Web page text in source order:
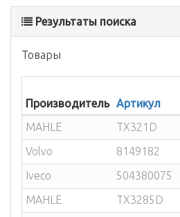
Результаты поиска
Товары
Производитель Артикул
MAHLE
TX321D
Volvo
8149182
Iveco
504380075
MAHLE
TX3285D